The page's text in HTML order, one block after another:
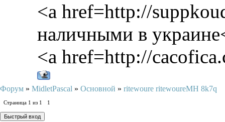
<a href=http://
наличными в
<a href=http://
Форум » MidletPascal » Основной » ritewoure ritewoureMH 8k7q
Страница 1 из 1 1